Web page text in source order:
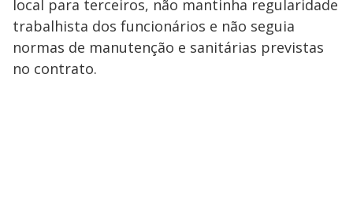
local para terceiros, não mantinha regularidade
trabalhista dos funcionários e não seguia
normas de manutenção e sanitárias previstas
no contrato.